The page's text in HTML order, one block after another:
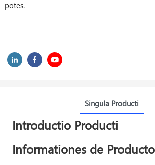
potes.
Singula Producti
Introductio Producti
Informationes de Producto